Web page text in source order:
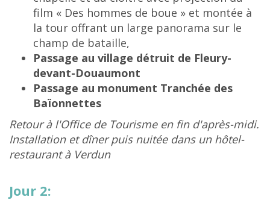
film « Des hommes de boue » et montée à
la tour offrant un large panorama sur le
champ de bataille,
Passage au village détruit de Fleury-
devant-Douaumont
Passage au monument Tranchée des
Baïonnettes
Retour à l'Office de Tourisme en fin d'après-midi.
Installation et dîner puis nuitée dans un hôtel-
restaurant à Verdun
Jour 2: